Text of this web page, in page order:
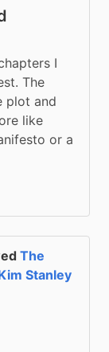
I
The
plot and
like
or a
The
Stanley